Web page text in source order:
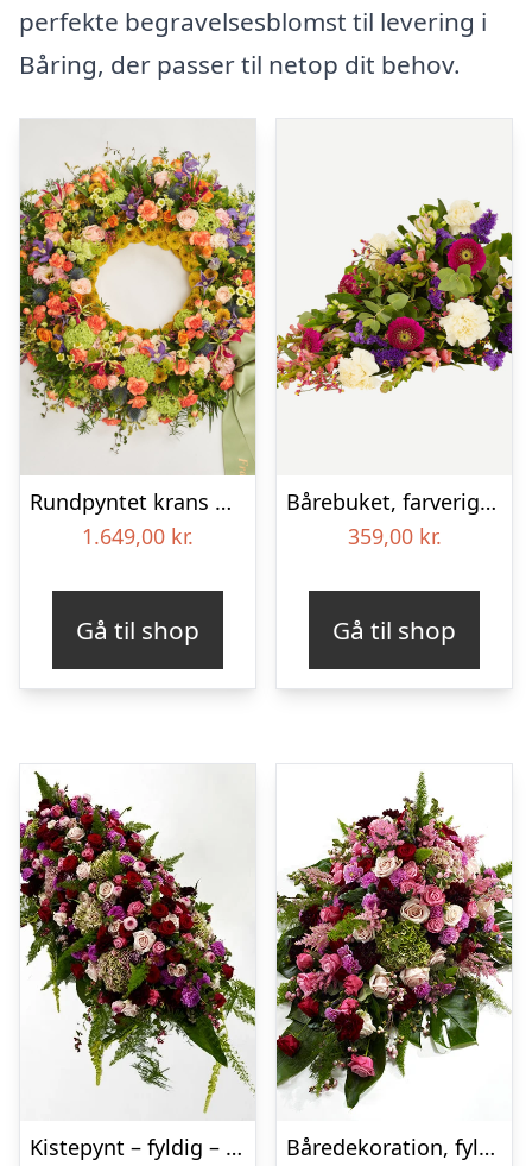
perfekte begravelsesblomst til levering i
Båring, der passer til netop dit behov.
Rundpyntet krans med bånd – Et farverigt farvel
1.649,00 kr.
Gå til shop
Bårebuket, farverig (Floristens kreative valg)
359,00 kr.
Gå til shop
Kistepynt – fyldig – Blomster til begravelse
Båredekoration, fyldig – Blomster til begravelse